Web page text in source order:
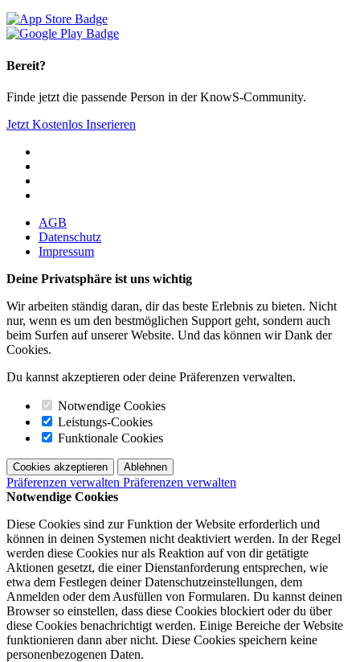
Bereit?
Finde jetzt die passende Person in der KnowS-Community.
Jetzt Kostenlos Inserieren
AGB
Datenschutz
Impressum
Deine Privatsphäre ist uns wichtig
Wir arbeiten ständig daran, dir das beste Erlebnis zu bieten. Nicht
nur, wenn es um den bestmöglichen Support geht, sondern auch
beim Surfen auf unserer Website. Und das können wir Dank der
Cookies.
Du kannst akzeptieren oder deine Präferenzen verwalten.
Notwendige Cookies
Leistungs-Cookies
Funktionale Cookies
Cookies akzeptieren Ablehnen
Präferenzen verwalten Präferenzen verwalten
Notwendige Cookies
Diese Cookies sind zur Funktion der Website erforderlich und
können in deinen Systemen nicht deaktiviert werden. In der Regel
werden diese Cookies nur als Reaktion auf von dir getätigte
Aktionen gesetzt, die einer Dienstanforderung entsprechen, wie
etwa dem Festlegen deiner Datenschutzeinstellungen, dem
Anmelden oder dem Ausfüllen von Formularen. Du kannst deinen
Browser so einstellen, dass diese Cookies blockiert oder du über
diese Cookies benachrichtigt werden. Einige Bereiche der Website
funktionieren dann aber nicht. Diese Cookies speichern keine
personenbezogenen Daten.